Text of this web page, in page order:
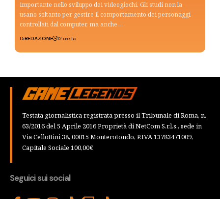
importante nello sviluppo dei videogiochi. Gli studi non la
usano soltanto per gestire il comportamento dei personaggi
controllati dal computer, ma anche…
DiREDAZIONE 12 ore fa
Testata giornalistica registrata presso il Tribunale di Roma, n.
63/2016 del 5 Aprile 2016 Proprietà di NetCom S.r.l.s., sede in
Via Cellottini 38, 00015 Monterotondo, P.IVA 13783471009,
Capitale Sociale 100,00€
Seguici sui social